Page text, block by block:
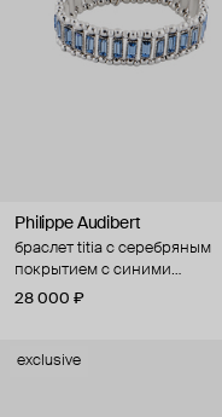
Philippe Audibert
браслет titia с серебряным
покрытием с синими
кристаллами
28 000 ₽
exclusive